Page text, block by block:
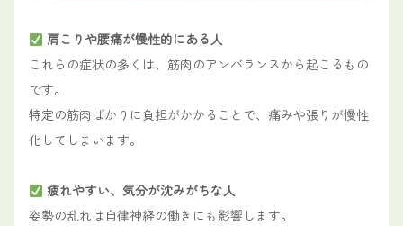
肩こりや腰痛が慢性的にある人
これらの症状の多くは、筋肉のアンバランスから起こるもの
です。
特定の筋肉ばかりに負担がかかることで、痛みや張りが慢性
化してしまいます。
疲れやすい、気分が沈みがちな人
姿勢の乱れは自律神経の働きにも影響します。